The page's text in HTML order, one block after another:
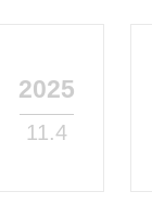
2025
11.4